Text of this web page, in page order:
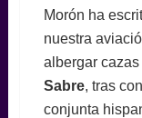
Morón ha
nuestra
albergar
Sabre, tras
conjunta